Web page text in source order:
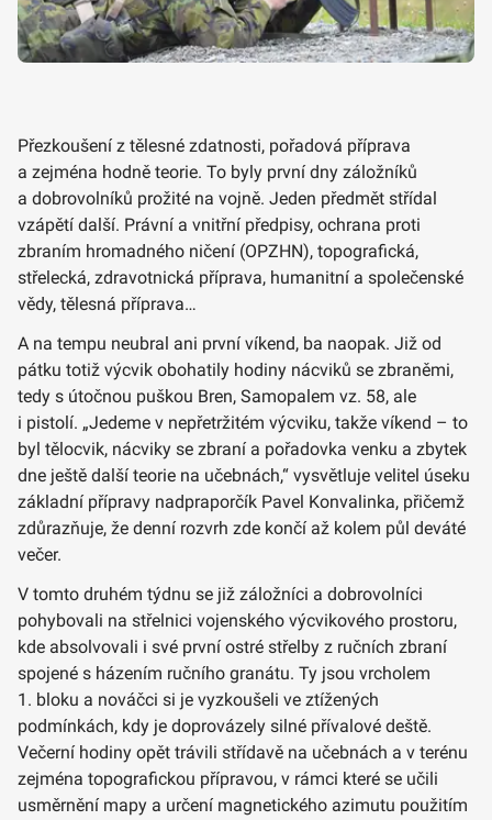
Přezkoušení z tělesné zdatnosti, pořadová příprava
a zejména hodně teorie. To byly první dny záložníků
a dobrovolníků prožité na vojně. Jeden předmět střídal
vzápětí další. Právní a vnitřní předpisy, ochrana proti
zbraním hromadného ničení (OPZHN), topografická,
střelecká, zdravotnická příprava, humanitní a společenské
vědy, tělesná příprava…
A na tempu neubral ani první víkend, ba naopak. Již od
pátku totiž výcvik obohatily hodiny nácviků se zbraněmi,
tedy s útočnou puškou Bren, Samopalem vz. 58, ale
i pistolí. „Jedeme v nepřetržitém výcviku, takže víkend – to
byl tělocvik, nácviky se zbraní a pořadovka venku a zbytek
dne ještě další teorie na učebnách,“ vysvětluje velitel úseku
základní přípravy nadpraporčík Pavel Konvalinka, přičemž
zdůrazňuje, že denní rozvrh zde končí až kolem půl deváté
večer.
V tomto druhém týdnu se již záložníci a dobrovolníci
pohybovali na střelnici vojenského výcvikového prostoru,
kde absolvovali i své první ostré střelby z ručních zbraní
spojené s házením ručního granátu. Ty jsou vrcholem
1. bloku a nováčci si je vyzkoušeli ve ztížených
podmínkách, kdy je doprovázely silné přívalové deště.
Večerní hodiny opět trávili střídavě na učebnách a v terénu
zejména topografickou přípravou, v rámci které se učili
usměrnění mapy a určení magnetického azimutu použitím